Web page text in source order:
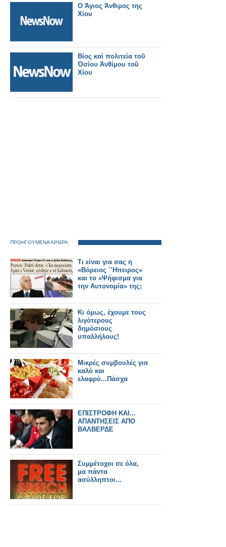
Ο Άγιος Άνθιμος της
Χίου
Βίος καὶ πολιτεία τοῦ
Ὁσίου Ἀνθίμου τοῦ
Χίου
ΠΡΟΗΓΟΥΜΕΝΑ ΑΡΘΡΑ
Τι είναι για σας η
«Βόρειος ΄’Ηπειρος»
και το «Ψήφισμα για
την Αυτονομία» της;
Κι όμως, έχουμε τους
λιγότερους
δημόσιους
υπαλλήλους!
Μικρές συμβουλές για
καλό και
ελαφρύ...Πάσχα
ΕΠΙΣΤΡΟΦΗ ΚΑΙ...
ΑΠΑΝΤΗΣΕΙΣ ΑΠΟ
ΒΑΛΒΕΡΔΕ
Συμμέτοχοι σε όλα,
μα πάντα
ασύλληπτοι...